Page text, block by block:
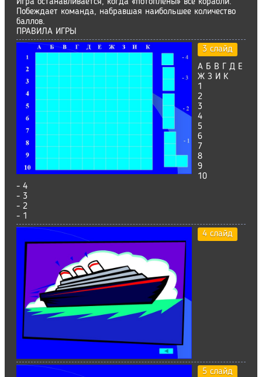
Побеждает команда, набравшая наибольшее количество
баллов.
ПРАВИЛА ИГРЫ
3 слайд
А Б В Г Д Е
Ж З И К
1
2
3
4
5
6
7
8
9
10
- 4
- 3
- 2
- 1
4 слайд
5 слайд